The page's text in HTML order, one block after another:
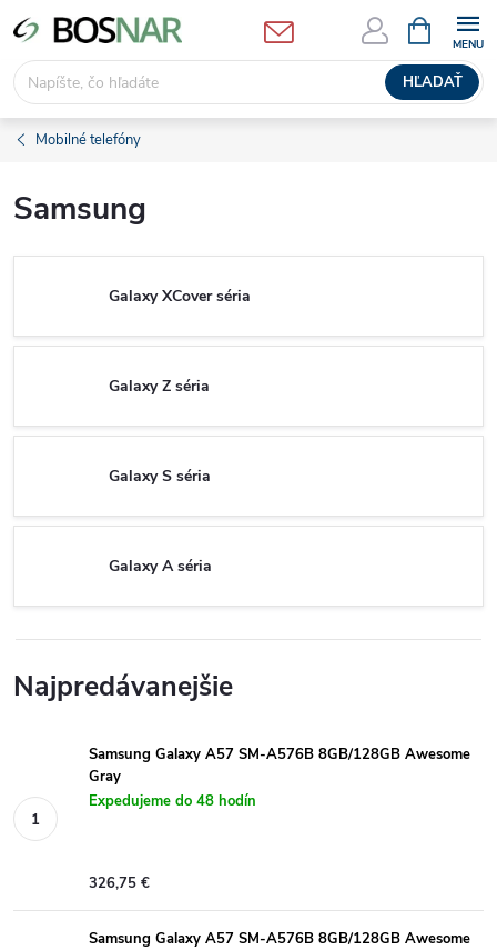
Prejsť
na
obsah
HĽADAŤ
KOŠÍK
Mobilné telefóny
Samsung
Galaxy XCover séria
Galaxy Z séria
Galaxy S séria
Galaxy A séria
Najpredávanejšie
Samsung Galaxy A57 SM-A576B 8GB/128GB Awesome
Gray
Expedujeme do 48 hodín
326,75 €
Samsung Galaxy A57 SM-A576B 8GB/128GB Awesome